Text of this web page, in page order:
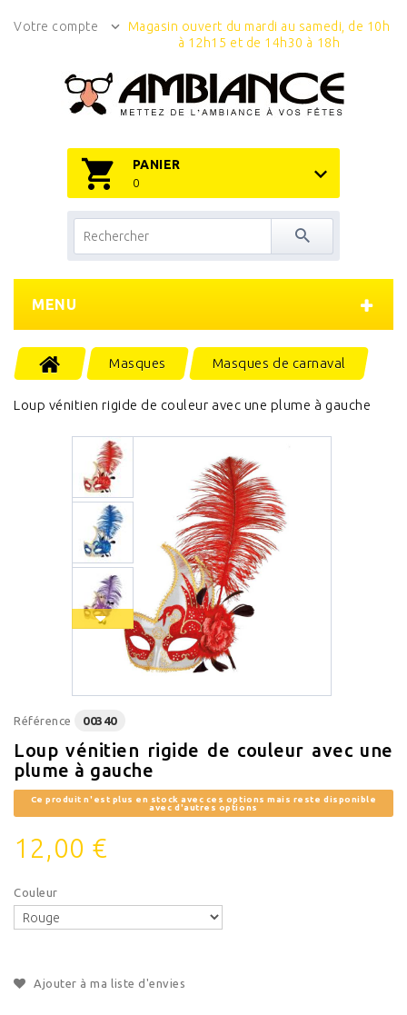
Votre compte
Magasin ouvert du mardi au samedi, de 10h
à 12h15 et de 14h30 à 18h
PANIER
0
MENU
Masques Masques de carnaval
Loup vénitien rigide de couleur avec une plume à gauche
Référence 00340
Loup vénitien rigide de couleur avec une
plume à gauche
Ce produit n'est plus en stock avec ces options mais reste disponible
avec d'autres options
12,00 €
Couleur
Ajouter à ma liste d'envies